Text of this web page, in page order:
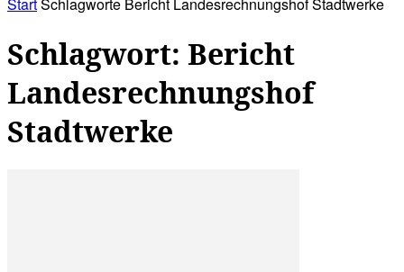
StartSchlagworte Bericht Landesrechnungshof Stadtwerke
Schlagwort: Bericht
Landesrechnungshof
Stadtwerke